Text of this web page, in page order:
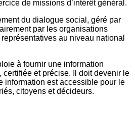
de missions d’intérêt général.
du dialogue social, géré par
par les organisations
au niveau national
à fournir une information
et précise. Il doit devenir le
information est accessible pour le
citoyens et décideurs.